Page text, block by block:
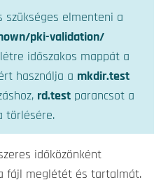
szükséges elmenteni a
pki-validation/
időszakos mappát a
használja a mkdir.test
rd.test parancsot a
törlésére.
időközönként
fájl meglétét és tartalmát.